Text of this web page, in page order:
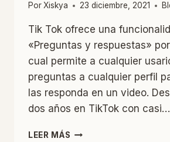
PorXiskya 23 diciembre, 2021
Tik Tok ofrece una
«Preguntas y respuestas»
cual permite a cualquier
preguntas a cualquier perfil
las responda en un video.
dos años en TikTok con casi…
LEER MÁS 20